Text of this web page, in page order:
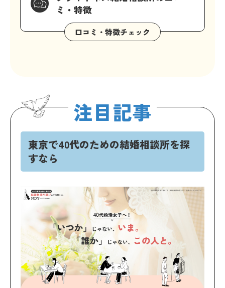
ミ・特徴
注目記事
東京で40代のための結婚相談所を探
すなら